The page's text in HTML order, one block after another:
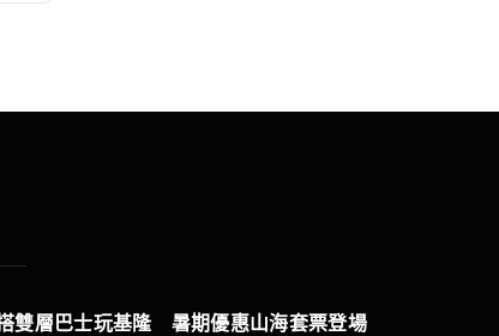
雙層巴士玩基隆 暑期優惠山海套票登場